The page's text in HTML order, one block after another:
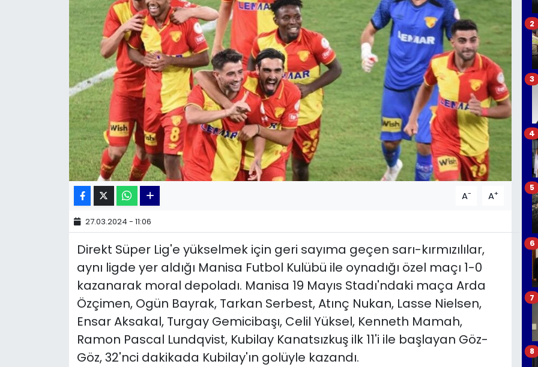
A- A+
27.03.2024 - 11:06
Direkt Süper Lig'e yükselmek için geri sayıma geçen sarı-kırmızılılar,
aynı ligde yer aldığı Manisa Futbol Kulübü ile oynadığı özel maçı 1-0
kazanarak moral depoladı. Manisa 19 Mayıs Stadı'ndaki maça Arda
Özçimen, Ogün Bayrak, Tarkan Serbest, Atınç Nukan, Lasse Nielsen,
Ensar Aksakal, Turgay Gemicibaşı, Celil Yüksel, Kenneth Mamah,
Ramon Pascal Lundqvist, Kubilay Kanatsızkuş ilk 11'i ile başlayan Göz-
Göz, 32'nci dakikada Kubilay'ın golüyle kazandı.
2
3
4
5
6
7
8
KÜLTÜR SANAT
MAGAZİN
POLİTİKA
SAĞLIK
Siyaset
TEKNOLOJİ
Yaşam
YEREL POLİTİKA
YEREL YÖNETİMLER